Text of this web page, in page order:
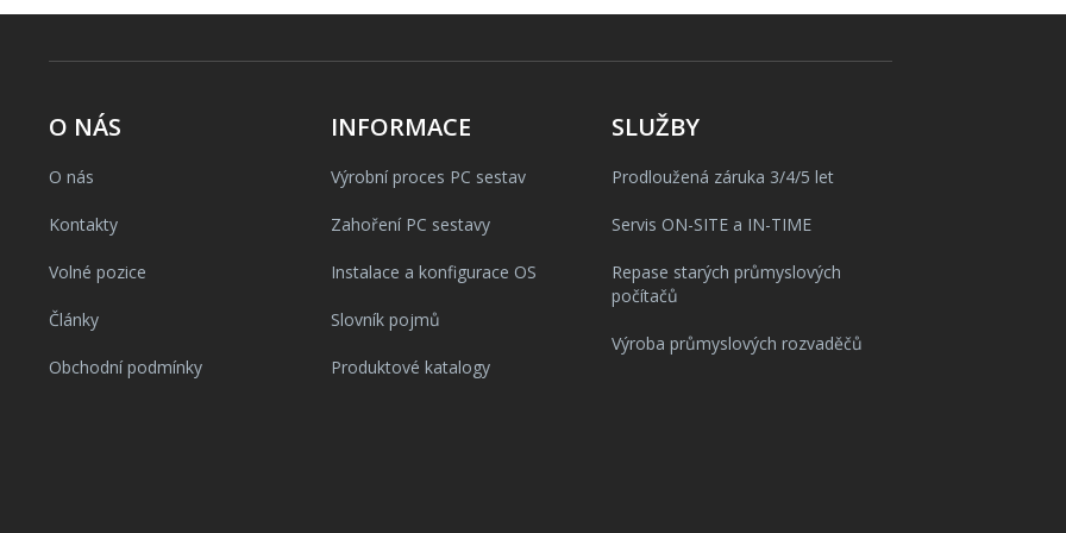
O NÁS
O nás
Kontakty
Volné pozice
Články
Obchodní podmínky
INFORMACE
Výrobní proces PC sestav
Zahoření PC sestavy
Instalace a konfigurace OS
Slovník pojmů
Produktové katalogy
SLUŽBY
Prodloužená záruka 3/4/5 let
Servis ON-SITE a IN-TIME
Repase starých průmyslových
počítačů
Výroba průmyslových rozvaděčů